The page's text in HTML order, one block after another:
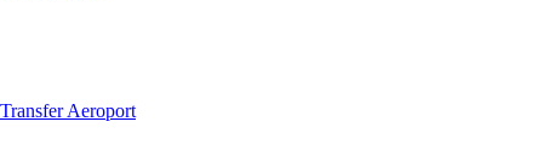
Transfer Aeroport